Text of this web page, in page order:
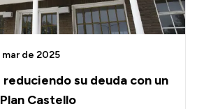
su deuda con un
Castello
mar de 2025